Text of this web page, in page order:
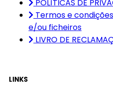
POLÍTICAS DE
Termos e
e/ou ficheiros
LIVRO DE
LINKS